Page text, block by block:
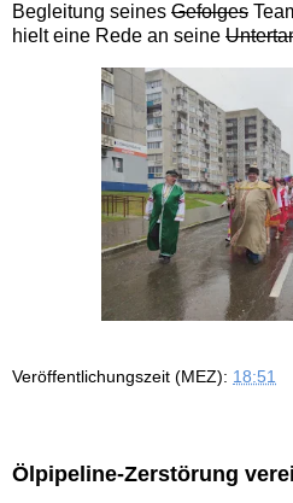
Begleitung seines Gefolges
hielt eine Rede an seine
Veröffentlichungszeit (MEZ): 18:51
Ölpipeline-Zerstörung